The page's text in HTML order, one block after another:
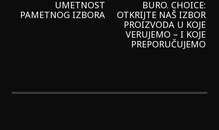
GARNIER KREMU I
NIKADA NIŠTA
LAGANIJE NISAM
KORISTILA